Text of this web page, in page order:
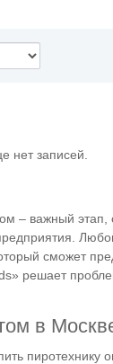
нет записей.
– важный этап,
сможет
решает
в
пиротехнику